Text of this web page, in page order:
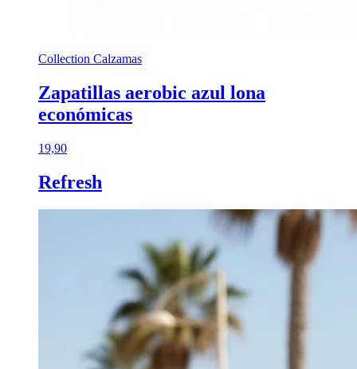
Collection Calzamas
Zapatillas aerobic azul lona
económicas
19,90
Refresh